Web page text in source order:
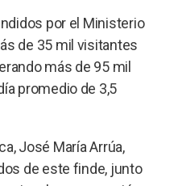
por el Ministerio
de 35 mil visitantes
más de 95 mil
promedio de 3,5
José María Arrúa,
de este finde, junto